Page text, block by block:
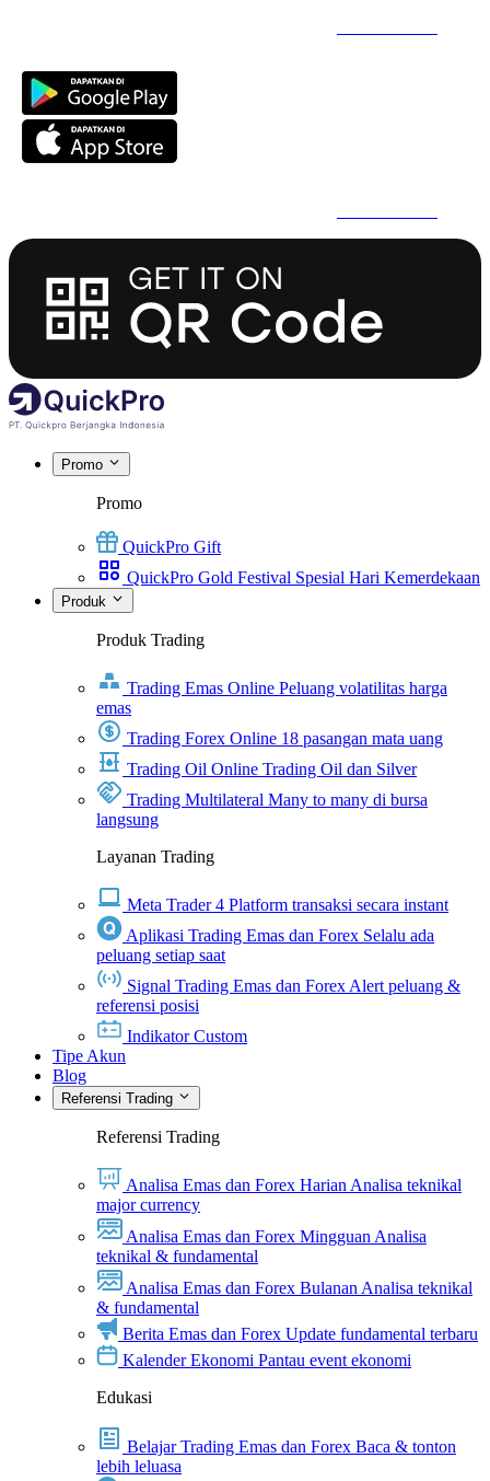
Promo
Promo
QuickPro Gift
QuickPro Gold Festival Spesial Hari Kemerdekaan
Produk
Produk Trading
Trading Emas Online Peluang volatilitas harga
emas
Trading Forex Online 18 pasangan mata uang
Trading Oil Online Trading Oil dan Silver
Trading Multilateral Many to many di bursa
langsung
Layanan Trading
Meta Trader 4 Platform transaksi secara instant
Aplikasi Trading Emas dan Forex Selalu ada
peluang setiap saat
Signal Trading Emas dan Forex Alert peluang &
referensi posisi
Indikator Custom
Tipe Akun
Blog
Referensi Trading
Referensi Trading
Analisa Emas dan Forex Harian Analisa teknikal
major currency
Analisa Emas dan Forex Mingguan Analisa
teknikal & fundamental
Analisa Emas dan Forex Bulanan Analisa teknikal
& fundamental
Berita Emas dan Forex Update fundamental terbaru
Kalender Ekonomi Pantau event ekonomi
Edukasi
Belajar Trading Emas dan Forex Baca & tonton
lebih leluasa